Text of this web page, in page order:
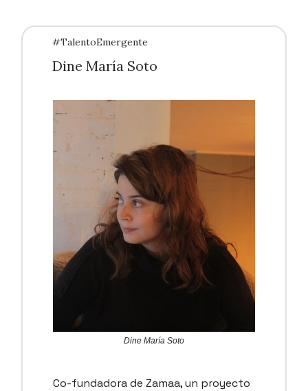
#TalentoEmergente
Dine María Soto
Dine María Soto
Co-fundadora de Zamaa, un proyecto